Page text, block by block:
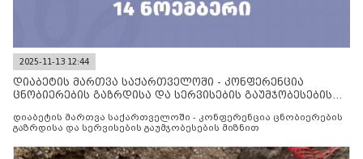
2025-11-13 12:44
დიაბეტის მართვა საქართველოში - კონფერენცია
ცნობიერების გაზრდისა და სერვისების გაუმჯობესების
დიაბეტის მართვა საქართველოში - კონფერენცია ცნობიერების
გაზრდისა და სერვისების გაუმჯობესების მიზნით